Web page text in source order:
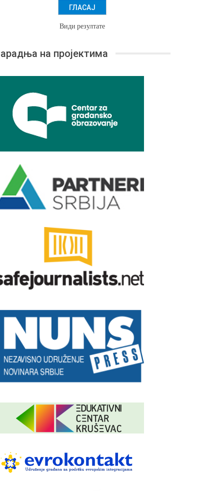
Види резултате
на пројектима